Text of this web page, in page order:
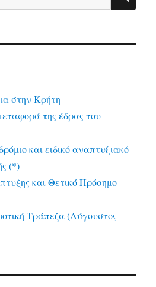
στην Κρήτη
της έδρας του
και ειδικό αναπτυξιακό
(*)
και Θετικό Πρόσημο
Τράπεζα (Αύγουστος